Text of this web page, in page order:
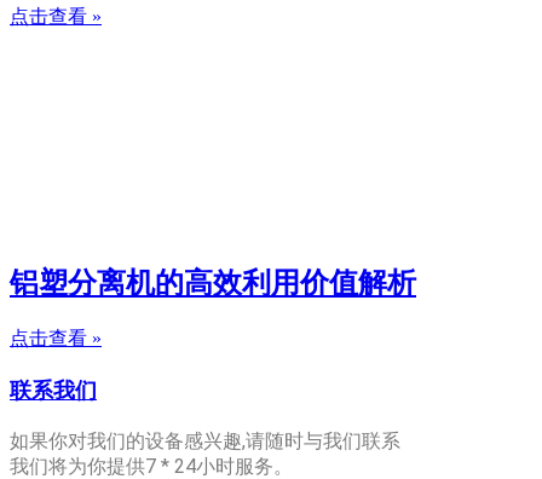
点击查看 »
铝塑分离机的高效利用价值解析
点击查看 »
联系我们
如果你对我们的设备感兴趣,请随时与我们联系
我们将为你提供7 * 24小时服务。